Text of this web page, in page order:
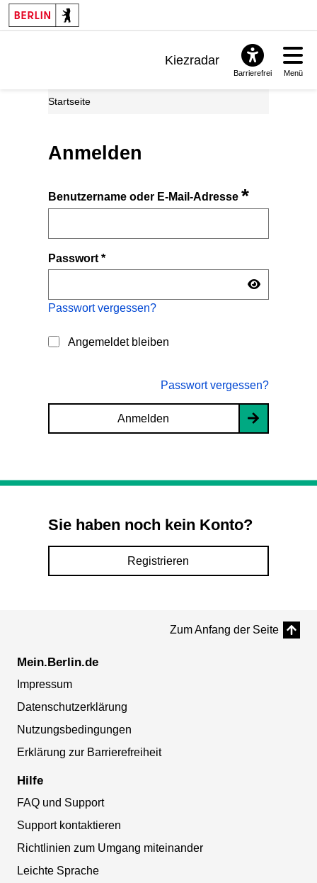
Kiezradar
Barrierefrei Menü
Startseite
Anmelden
Benutzername oder E-Mail-Adresse*
Passwort*
Passwort vergessen?
Angemeldet bleiben
Passwort vergessen?
Anmelden
Sie haben noch kein Konto?
Registrieren
Zum Anfang der Seite
Mein.Berlin.de
Impressum
Datenschutzerklärung
Nutzungsbedingungen
Erklärung zur Barrierefreiheit
Hilfe
FAQ und Support
Support kontaktieren
Richtlinien zum Umgang miteinander
Leichte Sprache